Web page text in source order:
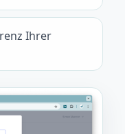
Ihrer